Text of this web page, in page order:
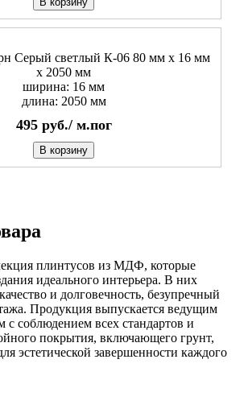
Серый светлый К-06 80 мм х 16 мм
х 2050 мм
ширина: 16 мм
длина: 2050 мм
495 руб./ м.пог
В корзину
плинтусов из МДФ, которые
идеального интерьера. В них
и долговечность, безупречный
Продукция выпускается ведущим
с соблюдением всех стандартов и
покрытия, включающего грунт,
эстетической завершенности каждого